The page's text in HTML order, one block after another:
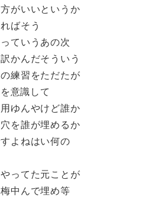
がいいというか
ばそう
ていうあの次
かんだそういう
練習をただたが
意識して
ゆんやけど誰か
を誰が埋めるか
よねはい何の
ってた元ことが
中んで埋め等